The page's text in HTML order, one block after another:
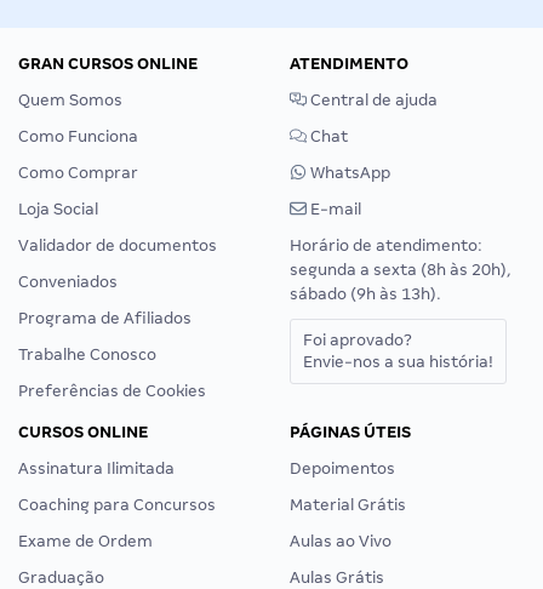
GRAN CURSOS ONLINE
Quem Somos
Como Funciona
Como Comprar
Loja Social
Validador de documentos
Conveniados
Programa de Afiliados
Trabalhe Conosco
Preferências de Cookies
ATENDIMENTO
Central de ajuda
Chat
WhatsApp
E-mail
Horário de atendimento:
segunda a sexta (8h às 20h),
sábado (9h às 13h).
Foi aprovado?
Envie-nos a sua história!
CURSOS ONLINE
Assinatura Ilimitada
Coaching para Concursos
Exame de Ordem
Graduação
PÁGINAS ÚTEIS
Depoimentos
Material Grátis
Aulas ao Vivo
Aulas Grátis